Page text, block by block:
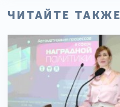
ЧИТАЙТЕ ТАКЖЕ